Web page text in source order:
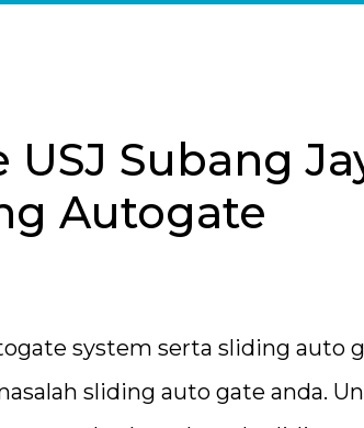
Subang
Autogate
system serta sliding auto
sliding auto gate anda.